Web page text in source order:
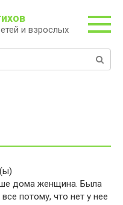
и взрослых
дома женщина. Была
потому, что нет у нее